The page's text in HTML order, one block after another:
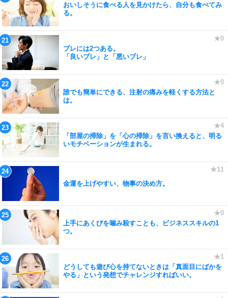
おいしそうに食べる人を見かけたら、自分も食べてみ
る。
ブレには2つある。
「良いブレ」と「悪いブレ」
誰でも簡単にできる、注射の痛みを軽くする方法と
は。
「部屋の掃除」を「心の掃除」を言い換えると、明る
いモチベーションが生まれる。
金運を上げやすい、物事の決め方。
上手にあくびを噛み殺すことも、ビジネススキルの1
つ。
どうしても遊び心を持てないときは「真面目にばかを
やる」という発想でチャレンジすればいい。